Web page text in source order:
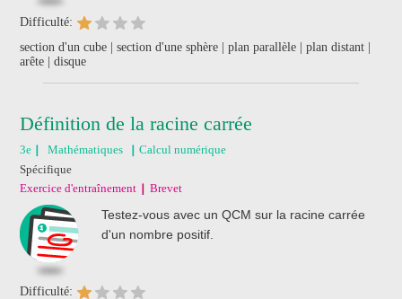
Difficulté:
section d'un cube | section d'une sphère | plan parallèle | plan distant |
arête | disque
Définition de la racine carrée
3e Mathématiques
Calcul numérique
Spécifique
Exercice d'entraînement
Brevet
Testez-vous avec un QCM sur la racine carrée
d'un nombre positif.
Difficulté: